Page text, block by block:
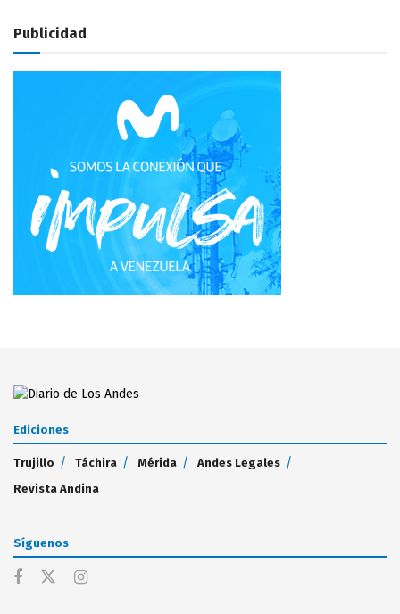
Publicidad
Ediciones
Trujillo Táchira Mérida
Andes Legales
Revista Andina
Síguenos